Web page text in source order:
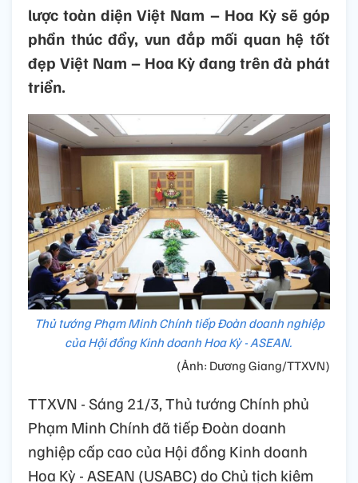
lược toàn diện Việt Nam – Hoa Kỳ sẽ góp
phần thúc đẩy, vun đắp mối quan hệ tốt
đẹp Việt Nam – Hoa Kỳ đang trên đà phát
triển.
Thủ tướng Phạm Minh Chính tiếp Đoàn doanh nghiệp
của Hội đồng Kinh doanh Hoa Kỳ - ASEAN.
(Ảnh: Dương Giang/TTXVN)
TTXVN - Sáng 21/3, Thủ tướng Chính phủ
Phạm Minh Chính đã tiếp Đoàn doanh
nghiệp cấp cao của Hội đồng Kinh doanh
Hoa Kỳ - ASEAN (USABC) do Chủ tịch kiêm